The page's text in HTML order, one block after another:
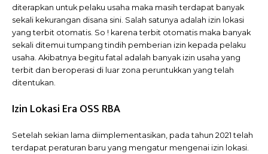
diterapkan untuk pelaku usaha maka masih terdapat banyak
sekali kekurangan disana sini. Salah satunya adalah izin lokasi
yang terbit otomatis. So ! karena terbit otomatis maka banyak
sekali ditemui tumpang tindih pemberian izin kepada pelaku
usaha. Akibatnya begitu fatal adalah banyak izin usaha yang
terbit dan beroperasi di luar zona peruntukkan yang telah
ditentukan.
Izin Lokasi Era OSS RBA
Setelah sekian lama diimplementasikan, pada tahun 2021 telah
terdapat peraturan baru yang mengatur mengenai izin lokasi.